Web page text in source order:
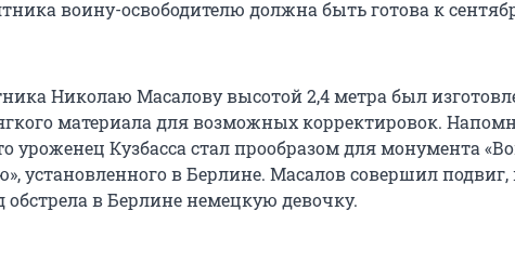
воину-освободителю должна быть готова к
Николаю Масалову высотой 2,4 метра был
материала для возможных корректировок.
уроженец Кузбасса стал прообразом для монумента
установленного в Берлине. Масалов совершил подвиг,
обстрела в Берлине немецкую девочку.